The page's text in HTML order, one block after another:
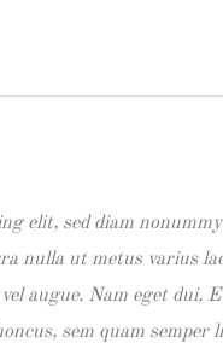
elit, sed diam
nulla ut metus varius
augue. Nam eget dui.
sem quam semper